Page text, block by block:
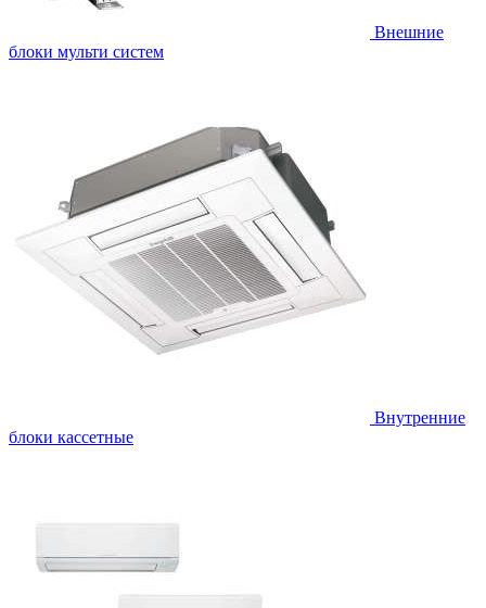
Внешние
блоки мульти систем
Внутренние
блоки кассетные